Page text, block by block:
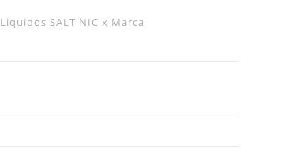
Liquidos SALT NIC x Marca